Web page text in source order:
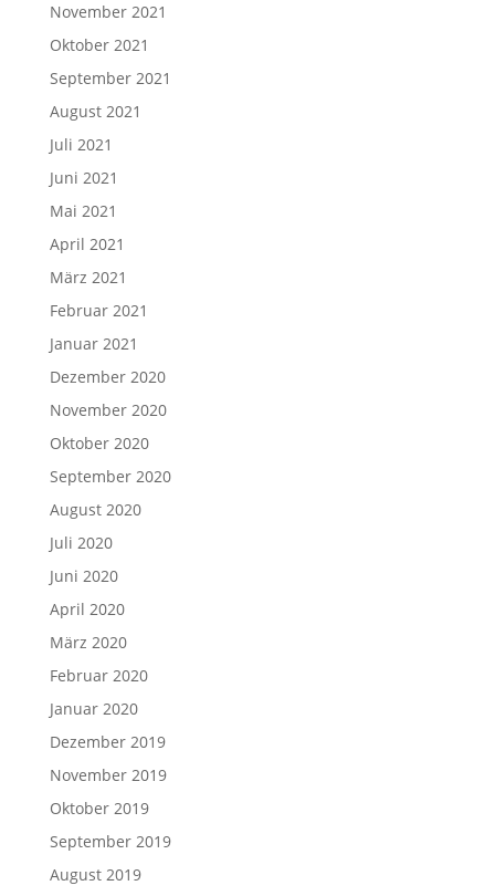
November 2021
Oktober 2021
September 2021
August 2021
Juli 2021
Juni 2021
Mai 2021
April 2021
März 2021
Februar 2021
Januar 2021
Dezember 2020
November 2020
Oktober 2020
September 2020
August 2020
Juli 2020
Juni 2020
April 2020
März 2020
Februar 2020
Januar 2020
Dezember 2019
November 2019
Oktober 2019
September 2019
August 2019